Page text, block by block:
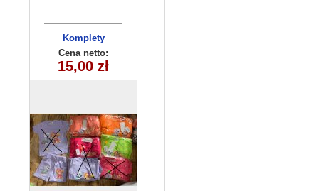
Komplety
dziecięce (1-4
) 4szt
Cena netto:
15,00 zł